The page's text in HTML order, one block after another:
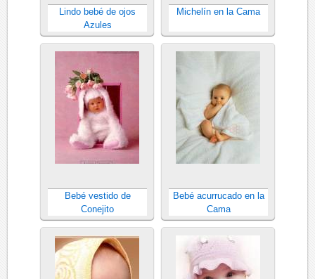
Lindo bebé de ojos
Azules
Michelín en la Cama
Bebé vestido de
Conejito
Bebé acurrucado en la
Cama